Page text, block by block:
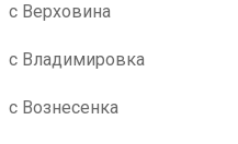
с Верховина
с Владимировка
с Вознесенка